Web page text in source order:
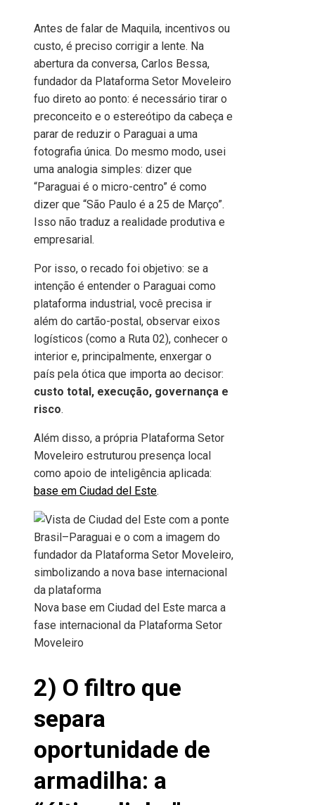
Antes de falar de Maquila, incentivos ou
custo, é preciso corrigir a lente. Na
abertura da conversa, Carlos Bessa,
fundador da Plataforma Setor Moveleiro
fuo direto ao ponto: é necessário tirar o
preconceito e o estereótipo da cabeça e
parar de reduzir o Paraguai a uma
fotografia única. Do mesmo modo, usei
uma analogia simples: dizer que
“Paraguai é o micro-centro” é como
dizer que “São Paulo é a 25 de Março”.
Isso não traduz a realidade produtiva e
empresarial.
Por isso, o recado foi objetivo: se a
intenção é entender o Paraguai como
plataforma industrial, você precisa ir
além do cartão-postal, observar eixos
logísticos (como a Ruta 02), conhecer o
interior e, principalmente, enxergar o
país pela ótica que importa ao decisor:
custo total, execução, governança e
risco.
Além disso, a própria Plataforma Setor
Moveleiro estruturou presença local
como apoio de inteligência aplicada:
base em Ciudad del Este.
Nova base em Ciudad del Este marca a
fase internacional da Plataforma Setor
Moveleiro
2) O filtro que
separa
oportunidade de
armadilha: a